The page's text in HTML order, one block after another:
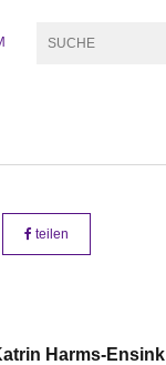
teilen
Harms-Ensink